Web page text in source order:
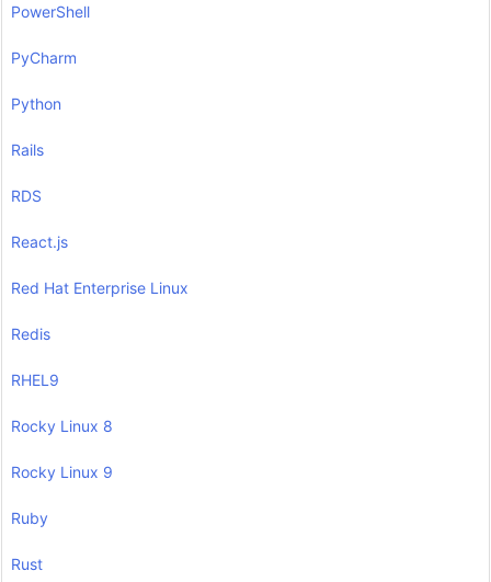
PowerShell
PyCharm
Python
Rails
RDS
React.js
Red Hat Enterprise Linux
Redis
RHEL9
Rocky Linux 8
Rocky Linux 9
Ruby
Rust